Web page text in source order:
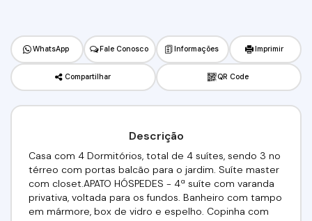
WhatsApp Fale Conosco Informações Imprimir
Compartilhar QR Code
Descrição
Casa com 4 Dormitórios, total de 4 suítes, sendo 3 no
térreo com portas balcão para o jardim. Suíte master
com closet.APATO HÓSPEDES - 4ª suíte com varanda
privativa, voltada para os fundos. Banheiro com tampo
em mármore, box de vidro e espelho. Copinha com